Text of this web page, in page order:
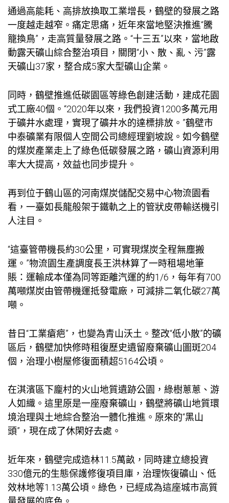
通過高能耗、高排放換取工業增長，鶴壁的發展之路
一度越走越窄。痛定思痛，近年來當地堅決推進“騰
籠換鳥”，走高質量發展之路。“十三五”以來，當地啟
動露天礦山綜合整治項目，關閉“小、散、亂、污”露
天礦山37家，整合成5家大型礦山企業。
同時，鶴壁推進低碳園區等綠色創建活動，建成花園
式工廠40個。“2020年以來，我們投資1200多萬元用
于礦井水處理，實現了礦井水的達標排放。”鶴壁市
中泰礦業有限個人空間公司總經理劉坡說。如今鶴壁
的煤炭產業走上了綠色低碳發展之路，礦山資源利用
率大大提高，效益也同步提升。
再到位于鶴山區的河南煤炭儲配交易中心物流園看
看，一臺如長龍般架于鐵軌之上的管狀皮帶輸送機引
人注目。
“這臺管帶機長約30公里，可實現煤炭全程無塵搬
運。”物流園生產調度長王洪林算了一時租場地筆
賬：運輸成本僅為同等距離汽運的約1/6，每年有700
萬噸煤炭由管帶機運抵發電廠，可減排二氧化碳27萬
噸。
昔日“工業瘡疤”，也變為青山沃土。整改“低小散”的礦
區后，鶴壁加快修時租復歷史遺留廢棄礦山圖斑204
個，治理小樹屋修復面積超5164公頃。
在淇濱區下龐村的火山地質遺跡公園，綠樹蔥蔥、游
人如織。這里原是一座廢棄礦山，鶴壁將礦山地質環
境治理與土地綜合整治一體化推進。原來的“黑山
頭”，現在成了休閑好去處。
近年來，鶴壁完成造林11.5萬畝，同時建立總投資
330億元的生態保護修復項目庫，治理恢復礦山、低
效林地等1.13萬公頃。綠色，已經成為這座城市高質